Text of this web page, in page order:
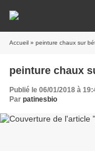
Accueil » peinture chaux sur
peinture chaux
Publié le 06/01/2018 à
Par patinesbio